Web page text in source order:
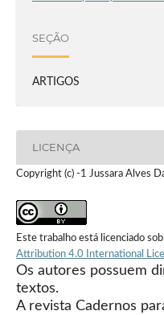
SEÇÃO
ARTIGOS
LICENÇA
Copyright (c) -1 Jussara Alves
Este trabalho está licenciado
Attribution 4.0 International
Os autores possuem
textos.
A revista Cadernos